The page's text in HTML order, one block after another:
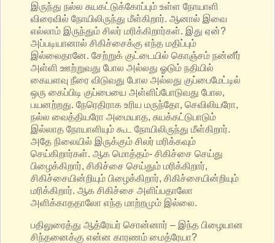
இருந்து நல்ல சுயகட்டுக்கோப்பும் உள்ள நோயாளி
விரைவில் நோயிலிருந்து மீள்கிறார். ஆனால் இவை
எல்லாம் இருந்தும் சிலர் மரிக்கிறார்கள். இது ஏன்?
அப்படியானால் சிகிச்சைக்கு எந்த மதிப்பும்
இல்லைதானே. சேற்றுக் குட்டையில் கொஞ்சம் நன்னீர்
அள்ளி ஊற்றுவது போல அல்லது ஓடும் நதியில்
கையளவு நீரை விடுவது போல அல்லது குப்பைமேட்டில்
ஒரு கைப்பிடி குப்பையை அள்ளிப்போடுவது போல,
பயனற்றது. நேரெதிராக உரிய மருந்தோ, செவிலியரோ,
நல்ல வைத்தியரோ அமையாத, சுயக்கட்டுபாடும்
இல்லாத நோயாளியும் கூட நோயிலிருந்து மீள்கிறார்.
அதே நிலையில் இருக்கும் சிலர் மரிக்கவும்
செய்கிறார்கள். ஆக மொத்தம்- சிகிச்சை செய்து
பிழைக்கிறார், சிகிச்சை செய்தும் மரிக்கிறார்,
சிகிச்சையின்றியும் பிழைக்கிறார், சிகிச்சையின்றியும்
மரிக்கிறார். ஆக சிகிச்சை அளிப்பதாலோ
அளிக்காததாலோ எந்த மாற்றமும் இல்லை.
பதிலுரைத்து ஆத்ரேயர் சொன்னார் – இந்த பிழையான
சிந்தனைக்கு என்ன காரணம் மைத்ரேயா?